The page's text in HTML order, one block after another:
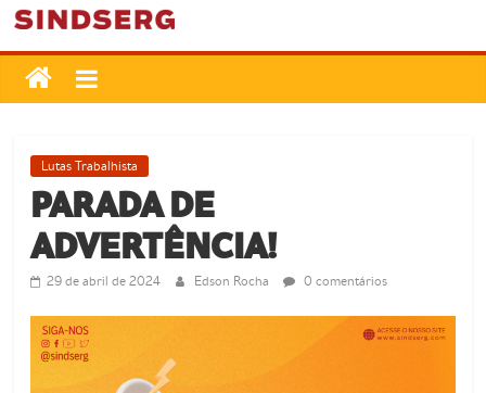
SindSerg
Guamaré
Sindicato
dos
Servidores
Públicos
Municipais
de
Guamaré
SINDSERG
Lutas Trabalhista
PARADA DE
ADVERTÊNCIA!
29 de abril de 2024 Edson Rocha 0 comentários